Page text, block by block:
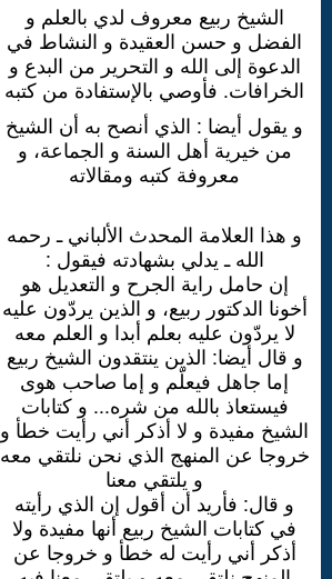
الشيخ ربيع معروف لدي بالعلم و
الفضل و حسن العقيدة و النشاط في
الدعوة إلى الله و التحرير من البدع و
الخرافات. فأوصي بالإستفادة من كتبه
و يقول أيضا : الذي أنصح به أن الشيخ
من خيرية أهل السنة و الجماعة، و
معروفة كتبه ومقالاته
و هذا العلامة المحدث الألباني ـ رحمه
الله ـ يدلي بشهادته فيقول :
إن حامل راية الجرح و التعديل هو
أخونا الدكتور ربيع، و الذين يردّون عليه
لا يردّون عليه بعلم أبدا و العلم معه
و قال أيضا: الذين ينتقدون الشيخ ربيع
إما جاهل فيعلّم و إما صاحب هوى
فيستعاذ بالله من شره... و كتابات
الشيخ مفيدة و لا أذكر أني رأيت خطأ و
خروجا عن المنهج الذي نحن نلتقي معه
و يلتقي معنا
و قال: فأريد أن أقول إن الذي رأيته
في كتابات الشيخ ربيع أنها مفيدة ولا
أذكر أني رأيت له خطأ و خروجا عن